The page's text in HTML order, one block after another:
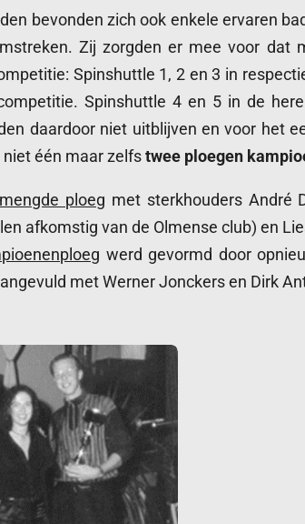
bevonden zich ook enkele ervaren
Zij zorgden er mee voor dat
Spinshuttle 1, 2 en 3 in
Spinshuttle 4 en 5 in de
daardoor niet uitblijven en voor het
één maar zelfstwee ploegen
ploeg met sterkhouders André
afkomstig van de Olmense club) en
werd gevormd door
met Werner Jonckers en Dirk